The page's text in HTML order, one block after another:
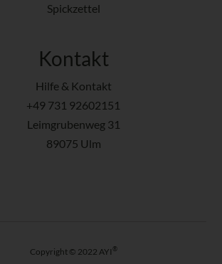
Spickzettel
Kontakt
Hilfe & Kontakt
+49 731 92602151
Leimgrubenweg 31
89075 Ulm
Copyright © 2022 AYI ®